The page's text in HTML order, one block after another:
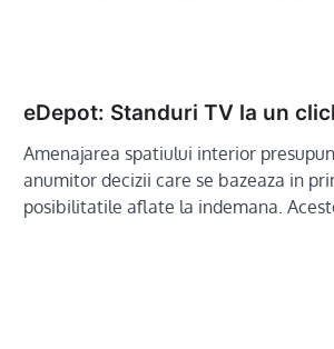
eDepot: Standuri TV la un
Amenajarea spatiului interior
anumitor decizii care se bazeaza in
posibilitatile aflate la indemana.